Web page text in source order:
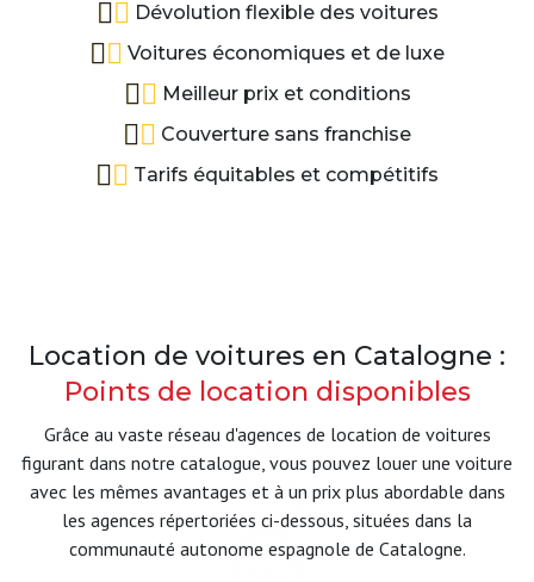
Dévolution flexible des voitures
Voitures économiques et de luxe
Meilleur prix et conditions
Couverture sans franchise
Tarifs équitables et compétitifs
Location de voitures en Catalogne :
Points de location disponibles
Grâce au vaste réseau d'agences de location de voitures
figurant dans notre catalogue, vous pouvez louer une voiture
avec les mêmes avantages et à un prix plus abordable dans
les agences répertoriées ci-dessous, situées dans la
communauté autonome espagnole de Catalogne.